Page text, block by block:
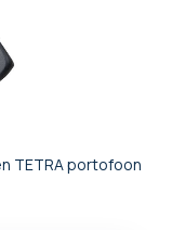
TETRA portofoon